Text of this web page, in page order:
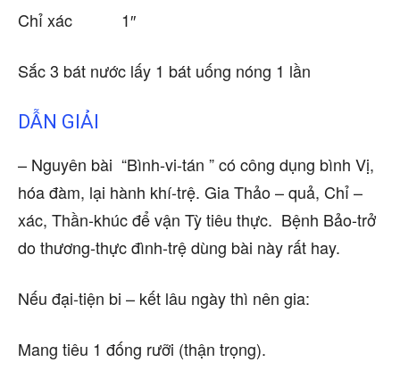
Chỉ xác 1″
Sắc 3 bát nước lấy 1 bát uống nóng 1 lần
DẪN GIẢl
– Nguyên bài “Bình-vi-tán ” có công dụng bình Vị,
hóa đàm, lại hành khí-trệ. Gia Thảo – quả, Chỉ –
xác, Thần-khúc để vận Tỳ tiêu thực. Bệnh Bảo-trở
do thương-thực đình-trệ dùng bài này rất hay.
Nếu đại-tiện bi – kết lâu ngày thì nên gia:
Mang tiêu 1 đống rưỡi (thận trọng).